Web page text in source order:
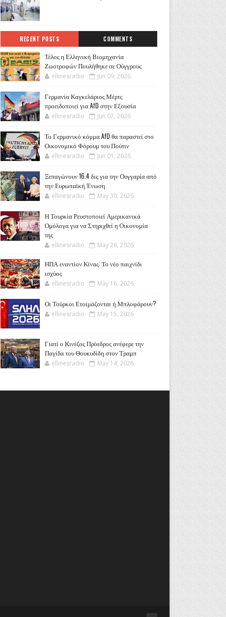
RECENT POSTS COMMENTS
Τέλος η Ελληνική Βιομηχανία
Ζωοτροφών Πουλήθηκε σε Ούγγρους
ellinesradio Jun 09, 2026
Γερμανία Καγκελάριος Μέρτς
προειδοποιεί για AfD στην Εξουσία
ellinesradio Jun 07, 2026
Το Γερμανικό κόμμα AfD θα παραστεί στο
Οικονομικό Φόρουμ του Πούτιν
ellinesradio Jun 01, 2026
Ξεπαγώνουν 16.4 δις για την Ουγγαρία από
την Ευρωπαϊκή Ένωση
ellinesradio May 30, 2026
Η Τουρκία Ρευστοποιεί Αμερικανικά
Ομόλογα για να Στηριχθεί η Οικονομία
της
ellinesradio May 26, 2026
ΗΠΑ εναντίον Κίνας: Το νέο παιχνίδι
ισχύος
ellinesradio May 16, 2026
Οι Τούρκοι Ετοιμάζονται ή Μπλοφάρουν?
ellinesradio May 15, 2026
Γιατί ο Κινέζος Πρόεδρος ανέφερε την
Παγίδα του Θουκυδίδη στον Τραμπ
ellinesradio May 14, 2026